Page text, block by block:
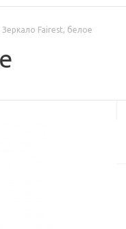
Зеркало Fairest, белое